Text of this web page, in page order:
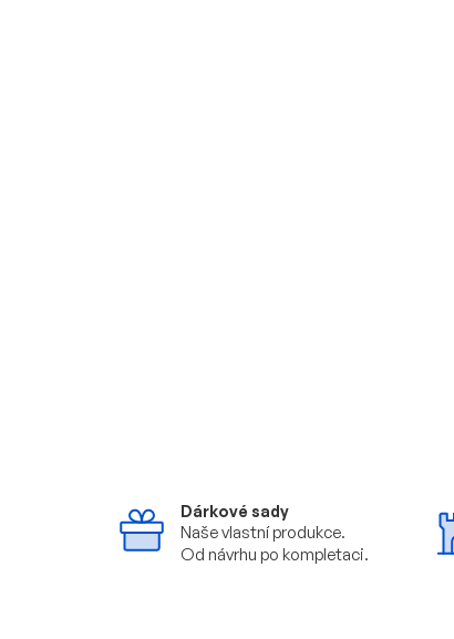
Dárkové sady
Naše vlastní produkce.
Od návrhu po kompletaci.